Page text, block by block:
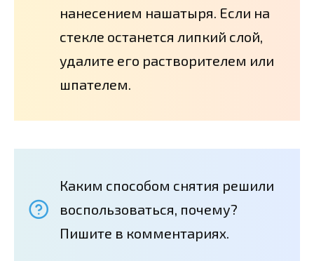
нанесением нашатыря. Если на
стекле останется липкий слой,
удалите его растворителем или
шпателем.
Каким способом снятия решили
воспользоваться, почему?
Пишите в комментариях.